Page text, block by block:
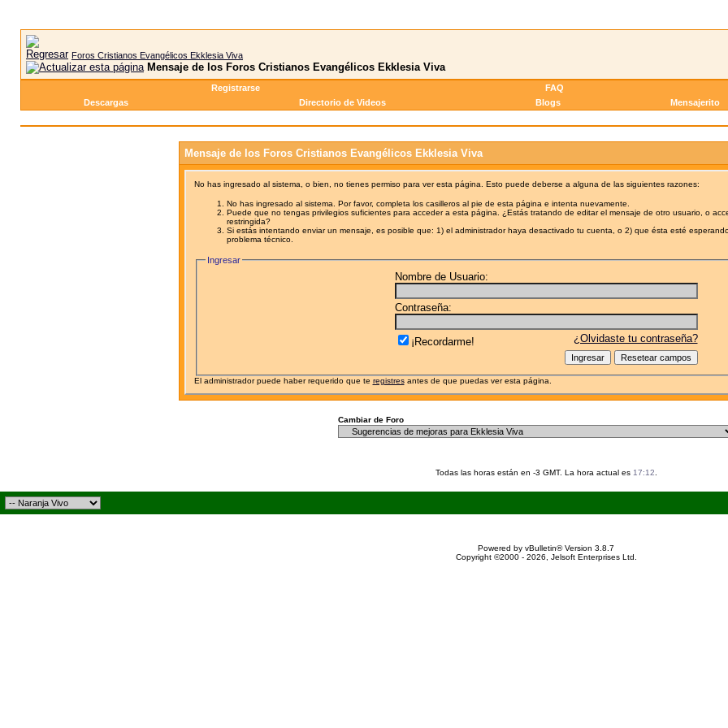
Foros Cristianos Evangélicos Ekklesia Viva
Mensaje de los Foros Cristianos Evangélicos Ekklesia Viva
Registrarse FAQ
Descargas
Directorio de Videos Blogs Mensajerito
Mensaje de los Foros Cristianos Evangélicos Ekklesia Viva
No has ingresado al sistema, o bien, no tienes permiso para ver esta página. Esto puede deberse a alguna de las siguientes razones:
No has ingresado al sistema. Por favor, completa los casilleros al pie de esta página e intenta nuevamente.
Puede que no tengas privilegios suficientes para acceder a esta página. ¿Estás tratando de editar el mensaje de otro usuario, o
restringida?
Si estás intentando enviar un mensaje, es posible que: 1) el administrador haya desactivado tu cuenta, o 2) que ésta esté
problema técnico.
Ingresar
Nombre de Usuario:
Contraseña:
¿Olvidaste tu contraseña?
¡Recordarme!
El administrador puede haber requerido que te registresantes de que puedas ver esta página.
Cambiar de Foro
Todas las horas están en -3 GMT. La hora actual es 17:12
Powered by vBulletin® Version 3.8.7
Copyright ©2000 - 2026, Jelsoft Enterprises Ltd.